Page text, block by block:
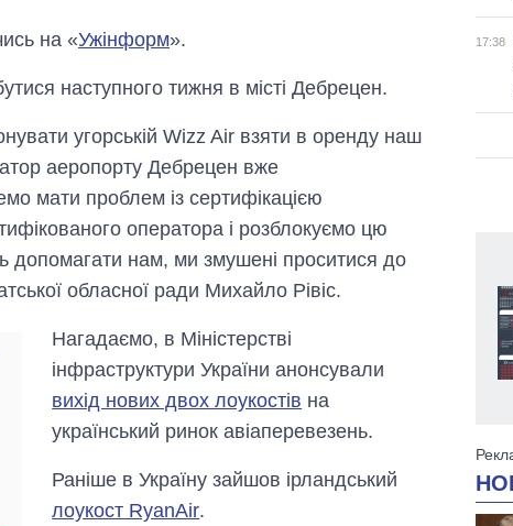
на «Ужінформ».
наступного тижня в місті Дебрецен.
угорській Wizz Air взяти в оренду наш
аеропорту Дебрецен вже
мати проблем із сертифікацією
оператора і розблокуємо цю
допомагати нам, ми змушені проситися до
обласної ради Михайло Рівіс.
Нагадаємо, в Міністерстві
інфраструктури України анонсували
вихід нових двох лоукостів на
український ринок авіаперевезень.
Раніше в Україну зайшов ірландський
лоукост RyanAir.
17:38
Скільки картоплі